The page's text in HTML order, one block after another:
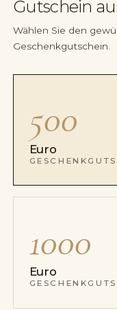
Gutschein
Wählen Sie den
Geschenkgutschein.
500
Euro
1000
Euro